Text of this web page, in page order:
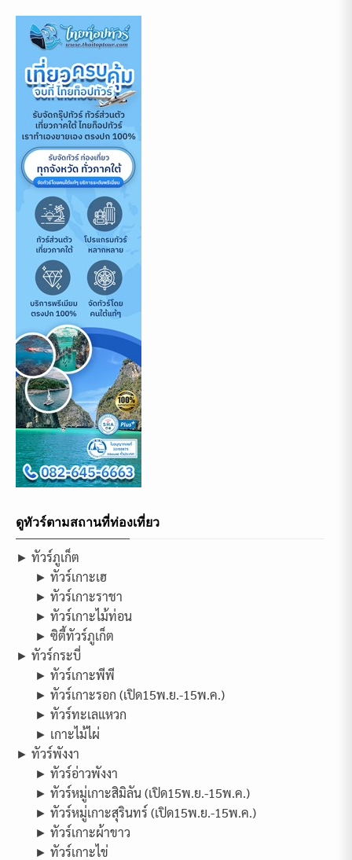
ดูทัวร์ตามสถานที่ท่องเที่ยว
► ทัวร์ภูเก็ต
► ทัวร์เกาะเฮ
► ทัวร์เกาะราชา
► ทัวร์เกาะไม้ท่อน
► ซิตี้ทัวร์ภูเก็ต
► ทัวร์กระบี่
► ทัวร์เกาะพีพี
► ทัวร์เกาะรอก (เปิด15พ.ย.-15พ.ค.)
► ทัวร์ทะเลแหวก
► เกาะไม้ไผ่
► ทัวร์พังงา
► ทัวร์อ่าวพังงา
► ทัวร์หมู่เกาะสิมิลัน (เปิด15พ.ย.-15พ.ค.)
► ทัวร์หมู่เกาะสุรินทร์ (เปิด15พ.ย.-15พ.ค.)
► ทัวร์เกาะผ้าขาว
► ทัวร์เกาะไข่